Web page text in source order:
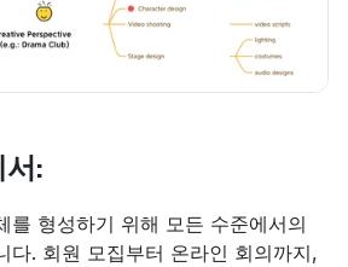
서:
를 형성하기 위해 모든 수준에서의
다. 회원 모집부터 온라인 회의까지,